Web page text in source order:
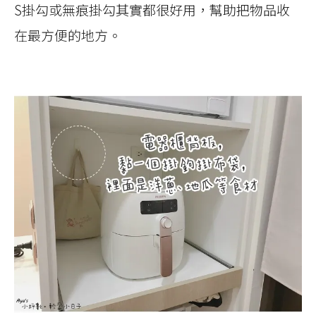
S掛勾或無痕掛勾其實都很好用，幫助把物品收
在最方便的地方。